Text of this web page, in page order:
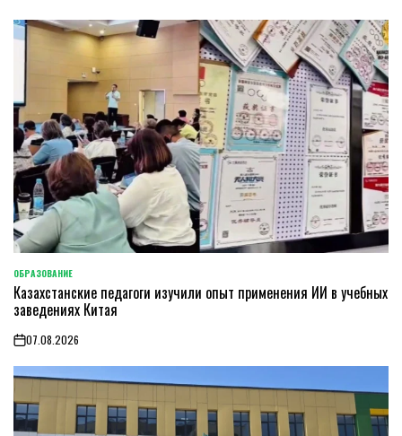
POSTED
IN
ОБРАЗОВАНИЕ
Казахстанские педагоги изучили опыт применения ИИ в учебных
заведениях Китая
on07.08.2026